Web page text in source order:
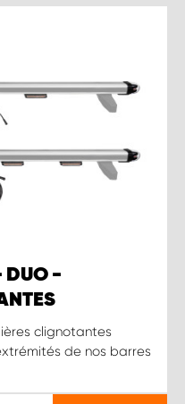
DUO -
clignotantes
de nos barres